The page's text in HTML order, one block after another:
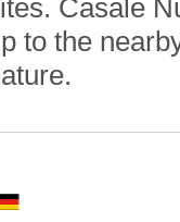
Casale
to the